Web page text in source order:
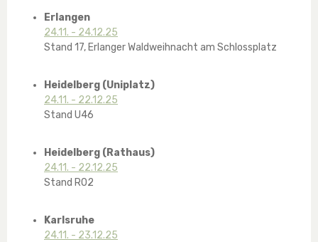
Erlangen
24.11. - 24.12.25
Stand 17, Erlanger Waldweihnacht am Schlossplatz
Heidelberg (Uniplatz)
24.11. - 22.12.25
Stand U46
Heidelberg (Rathaus)
24.11. - 22.12.25
Stand R02
Karlsruhe
24.11. - 23.12.25